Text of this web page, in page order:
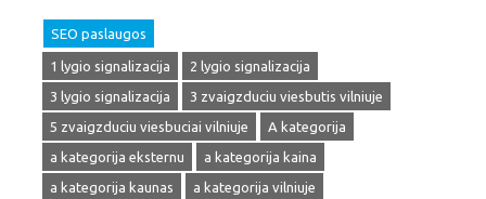
SEO paslaugos
1 lygio signalizacija
2 lygio signalizacija
3 lygio signalizacija
3 zvaigzduciu viesbutis vilniuje
5 zvaigzduciu viesbuciai vilniuje
A kategorija
a kategorija eksternu
a kategorija kaina
a kategorija kaunas
a kategorija vilniuje